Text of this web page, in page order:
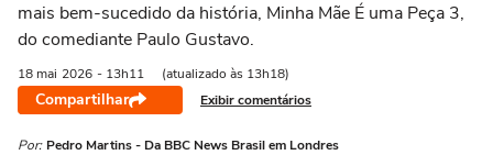
mais bem-sucedido da história, Minha Mãe É uma Peça 3,
do comediante Paulo Gustavo.
18 mai 2026 - 13h11 (atualizado às 13h18)
Compartilhar Exibir comentários
Por: Pedro Martins - Da BBC News Brasil em Londres